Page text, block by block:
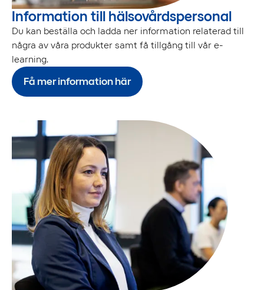
Information till hälsovårdspersonal
Du kan beställa och ladda ner information relaterad till
några av våra produkter samt få tillgång till vår e-
learning.
Få mer information här